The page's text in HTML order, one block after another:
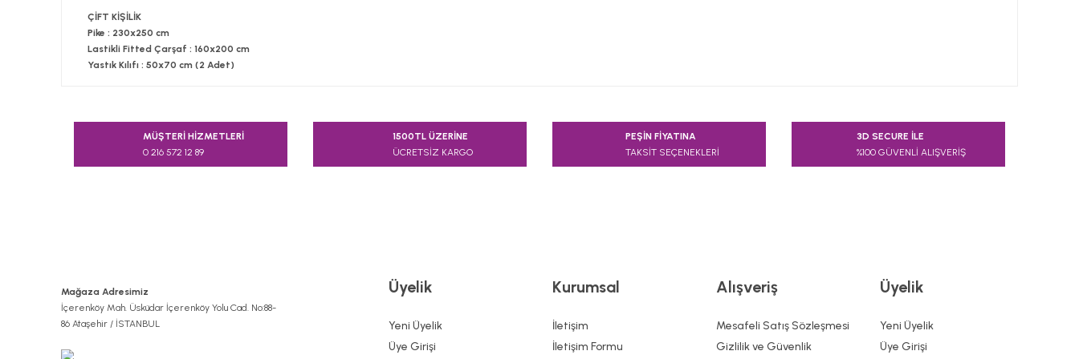
ÇİFT KİŞİLİK
Pike : 230x250 cm
Lastikli Fitted Çarşaf : 160x200 cm
Yastık Kılıfı : 50x70 cm (2 Adet)
Bu ürünün fiyat bilgisi, resim, ürün açıklamalarında ve diğer konularda yetersiz gördüğünüz noktaları öneri formunu kullanarak tarafımıza iletebilirsiniz.
Görüş ve önerileriniz için teşekkür ederiz.
MÜŞTERİ HİZMETLERİ
0 216 572 12 89
1500TL ÜZERİNE
ÜCRETSİZ KARGO
PEŞİN FİYATINA
TAKSİT SEÇENEKLERİ
3D SECURE İLE
%100 GÜVENLİ ALIŞVERİŞ
Mağaza Adresimiz
İçerenköy Mah. Üsküdar İçerenköy Yolu Cad. No:88-
86 Ataşehir / İSTANBUL
Üyelik
Yeni Üyelik
Üye Girişi
Kurumsal
İletişim
İletişim Formu
Alışveriş
Mesafeli Satış Sözleşmesi
Gizlilik ve Güvenlik
Üyelik
Yeni Üyelik
Üye Girişi